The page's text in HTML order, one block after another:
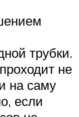
трубки.
не
на саму
если